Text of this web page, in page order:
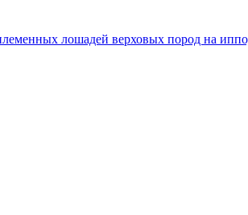
лошадей верховых пород на